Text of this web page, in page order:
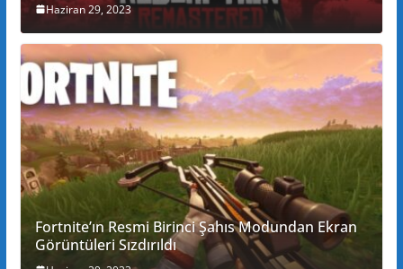
Haziran 29, 2023
Fortnite’ın Resmi Birinci Şahıs Modundan Ekran
Görüntüleri Sızdırıldı